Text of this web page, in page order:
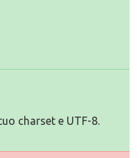
charset e UTF-8.